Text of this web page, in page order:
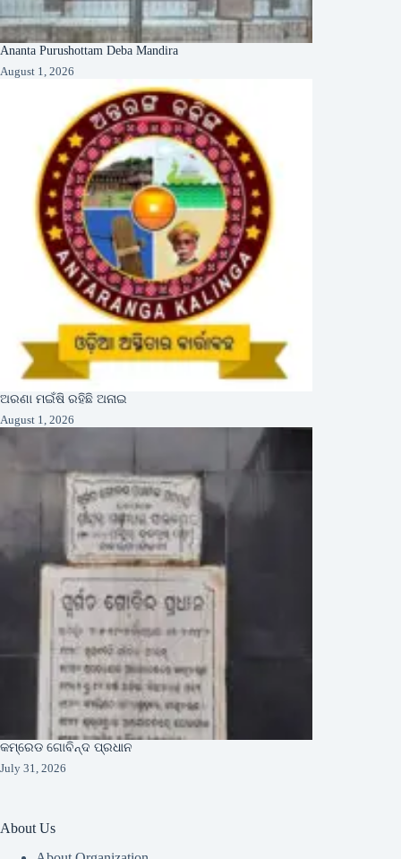
Ananta Purushottam Deba Mandira
August 1, 2026
ଅରଣା ମଇଁଷି ରହିଛି ଅନାଇ
August 1, 2026
କମ୍ରେଡ ଗୋବିନ୍ଦ ପ୍ରଧାନ
July 31, 2026
About Us